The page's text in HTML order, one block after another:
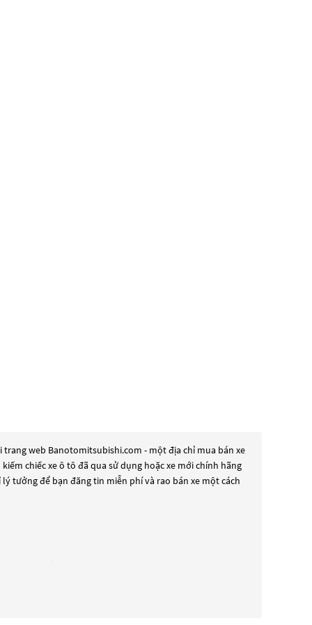
web Banotomitsubishi.com - một địa chỉ mua bán xe
chiếc xe ô tô đã qua sử dụng hoặc xe mới chính hãng
tưởng để bạn đăng tin miễn phí và rao bán xe một cách